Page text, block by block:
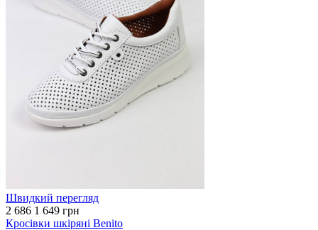
Швидкий перегляд
2 686 1 649 грн
Кросівки шкіряні Benito